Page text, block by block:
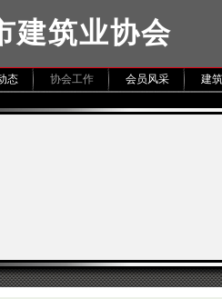
建筑业协会
态 协会工作 会员风采 建